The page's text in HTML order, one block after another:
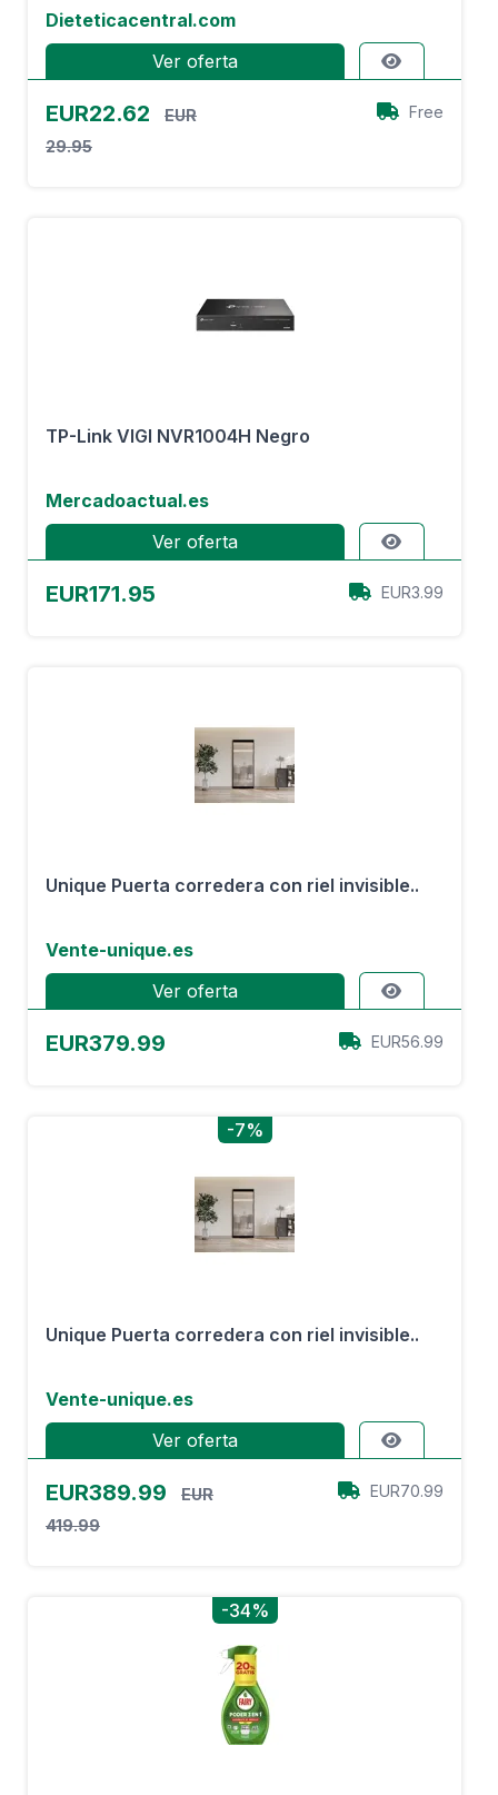
Dieteticacentral.com
Ver oferta
EUR22.62
EUR
29.95
Free
TP-Link VIGI NVR1004H Negro
Mercadoactual.es
Ver oferta
EUR171.95 EUR3.99
Unique Puerta corredera con riel invisible..
Vente-unique.es
Ver oferta
EUR379.99 EUR56.99
-7%
Unique Puerta corredera con riel invisible..
Vente-unique.es
Ver oferta
EUR389.99
EUR
419.99
EUR70.99
-34%